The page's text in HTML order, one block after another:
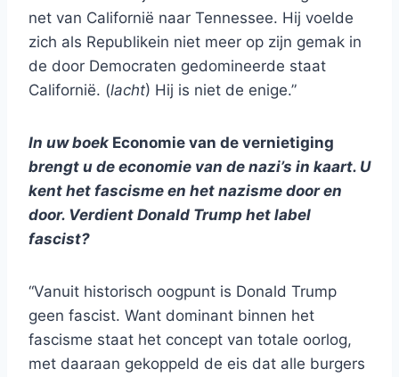
net van Californië naar Tennessee. Hij voelde
zich als Republikein niet meer op zijn gemak in
de door Democraten gedomineerde staat
Californië. (lacht) Hij is niet de enige.”
In uw boek Economie van de vernietiging
brengt u de economie van de nazi’s in kaart. U
kent het fascisme en het nazisme door en
door. Verdient Donald Trump het label
fascist?
“Vanuit historisch oogpunt is Donald Trump
geen fascist. Want dominant binnen het
fascisme staat het concept van totale oorlog,
met daaraan gekoppeld de eis dat alle burgers